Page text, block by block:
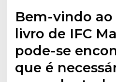
Bem-vindo
livro de IFC
pode-se
que é